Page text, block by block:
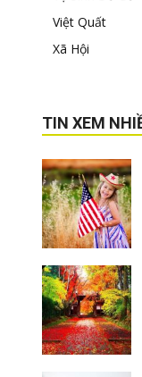
Việt Quất
Xã Hội
TIN XEM